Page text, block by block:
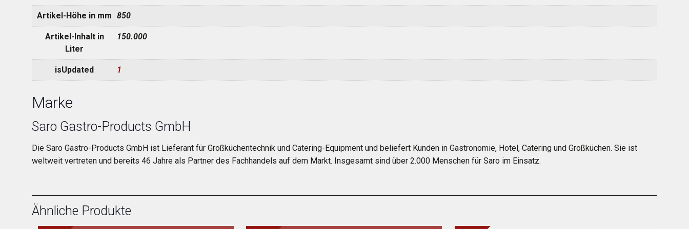
Artikel-Höhe in mm 850
Artikel-Inhalt in
Liter
150.000
isUpdated 1
Marke
Saro Gastro-Products GmbH
Die Saro Gastro-Products GmbH ist Lieferant für Großküchentechnik und Catering-Equipment und beliefert Kunden in Gastronomie, Hotel, Catering und Großküchen. Sie ist
weltweit vertreten und bereits 46 Jahre als Partner des Fachhandels auf dem Markt. Insgesamt sind über 2.000 Menschen für Saro im Einsatz.
Ähnliche Produkte